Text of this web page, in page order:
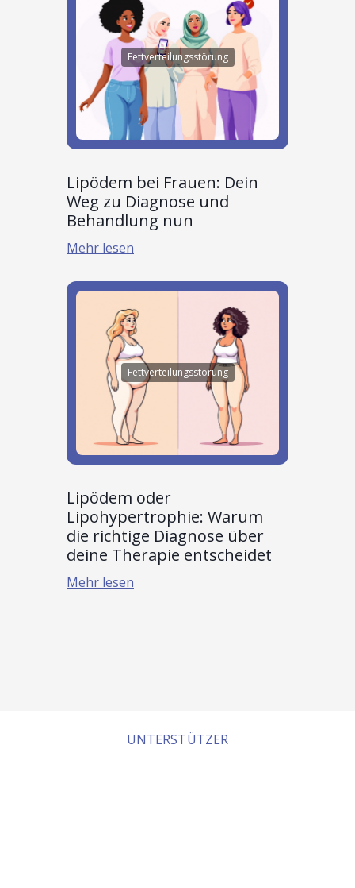
Fettverteilungsstörung
Lipödem bei Frauen: Dein
Weg zu Diagnose und
Behandlung nun
Mehr lesen
Fettverteilungsstörung
Lipödem oder
Lipohypertrophie: Warum
die richtige Diagnose über
deine Therapie entscheidet
Mehr lesen
UNTERSTÜTZER